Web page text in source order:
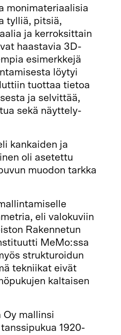
monimateriaalisia
tylliä, pitsiä,
ja kerroksittain
haastavia 3D-
esimerkkejä
löytyi
tuottaa tietoa
ja selvittää,
sekä näyttely-
kankaiden ja
oli asetettu
muodon tarkka
eli valokuviin
Rakennetun
MeMo:ssa
strukturoidun
tekniikat eivät
kaltaisen
mallinsi
1920-